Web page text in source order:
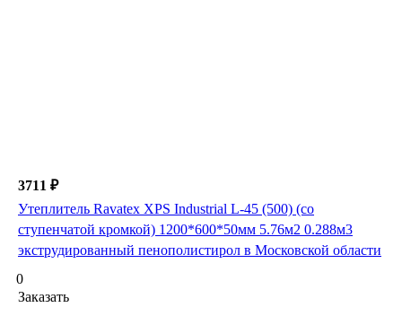
3711 ₽
Утеплитель Ravatex XPS Industrial L-45 (500) (со
ступенчатой кромкой) 1200*600*50мм 5.76м2 0.288м3
экструдированный пенополистирол в Московской области
0
Заказать